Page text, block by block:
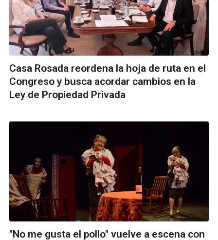
Casa Rosada reordena la hoja de ruta en el
Congreso y busca acordar cambios en la
Ley de Propiedad Privada
"No me gusta el pollo" vuelve a escena con